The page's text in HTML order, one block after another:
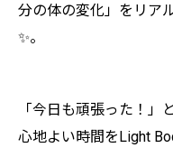
分の体の変化」をリア
✨。
「今日も頑張った！」
心地よい時間をLight